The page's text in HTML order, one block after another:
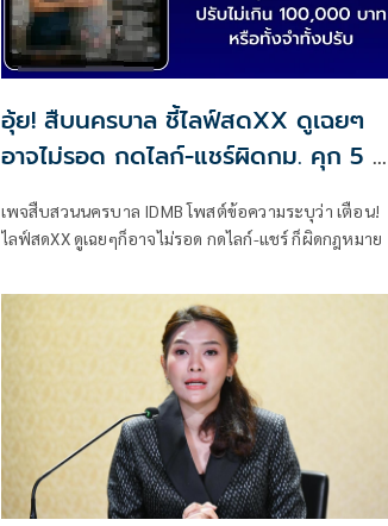
อุ้ย! สืบนครบาล ชี้ไลฟ์สดXX ดูเฉยๆ
อาจไม่รอด กดไลก์-แชร์ผิดกม. คุก 5 ปี
แต่เพจควบคุมโรคส่อรอด
เพจสืบสวนนครบาล IDMB โพสต์ข้อความระบุว่า เตือน!
ไลฟ์สดXX ดูเฉยๆก็อาจไม่รอด กดไลก์-แชร์ ก็ผิดกฎหมาย